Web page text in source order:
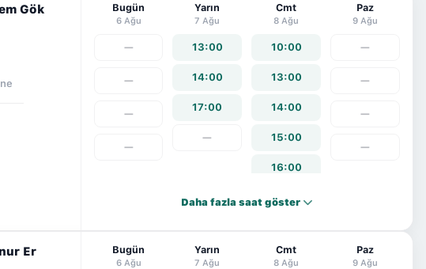
Gök Bugün
6 Ağu
—
—
—
—
Yarın
7 Ağu
13:00
14:00
17:00
—
Cmt
8 Ağu
10:00
13:00
14:00
15:00
16:00
Paz
9 Ağu
—
—
—
—
Daha fazla saat göster
Er Bugün
6 Ağu
Yarın
7 Ağu
Cmt
8 Ağu
Paz
9 Ağu